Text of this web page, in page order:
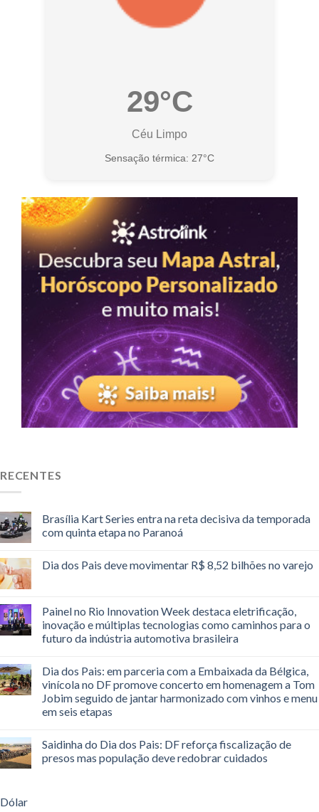
29°C
Céu Limpo
Sensação térmica: 27°C
RECENTES
Brasília Kart Series entra na reta decisiva da temporada
com quinta etapa no Paranoá
Dia dos Pais deve movimentar R$ 8,52 bilhões no varejo
Painel no Rio Innovation Week destaca eletrificação,
inovação e múltiplas tecnologias como caminhos para o
futuro da indústria automotiva brasileira
Dia dos Pais: em parceria com a Embaixada da Bélgica,
vinícola no DF promove concerto em homenagem a Tom
Jobim seguido de jantar harmonizado com vinhos e menu
em seis etapas
Saidinha do Dia dos Pais: DF reforça fiscalização de
presos mas população deve redobrar cuidados
Dólar